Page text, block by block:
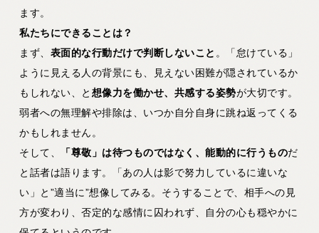
ます。
私たちにできることは？
まず、 表面的な行動だけで判断しないこと 。「怠けている」
ように見える人の背景にも、見えない困難が隠されているか
もしれない、と 想像力を働かせ、共感する姿勢が大切です。
弱者への無理解や排除は、いつか自分自身に跳ね返ってくる
かもしれません。
そして、
「尊敬」は待つものではなく、能動的に行うものだ
と話者は語ります。「あの人は影で努力しているに違いな
い」と”適当に”想像してみる。そうすることで、相手への見
方が変わり、否定的な感情に囚われず、自分の心も穏やかに